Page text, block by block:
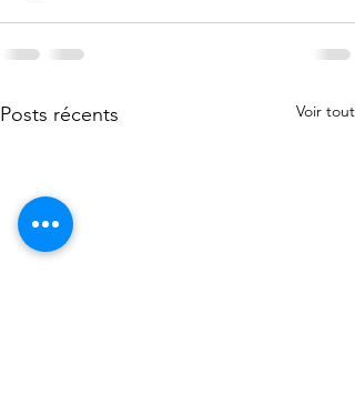
Posts récents Voir tout